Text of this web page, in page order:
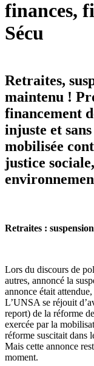
finances,
Sécu
Retraites,
maintenu !
financement
injuste et
mobilisée
justice
Retraites :
Lors du discours de
autres, annoncé la
annonce était
L’UNSA se réjouit
report) de la réforme
exercée par la
réforme suscitait dans
Mais cette annonce
moment.